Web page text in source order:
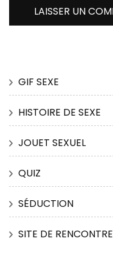
GIF SEXE
HISTOIRE DE SEXE
JOUET SEXUEL
QUIZ
SÉDUCTION
SITE DE RENCONTRE